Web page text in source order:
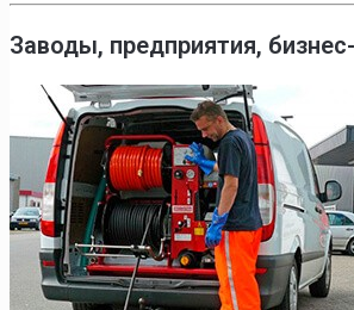
Заводы, предприятия,